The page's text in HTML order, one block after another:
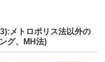
メトロポリス法以外の
グ、MH法)